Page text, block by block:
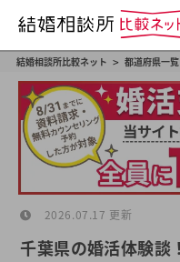
結婚相談所比較ネット > 都道府県一覧
2026.07.17 更新
千葉県の婚活体験談